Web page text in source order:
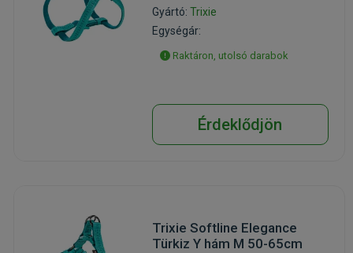
Gyártó: Trixie
Egységár:
Raktáron, utolsó darabok
Érdeklődjön
Trixie Softline Elegance
Türkiz Y hám M 50-65cm